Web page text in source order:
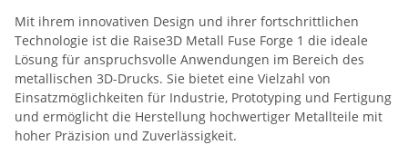
Mit ihrem innovativen Design und ihrer fortschrittlichen
Technologie ist die Raise3D Metall Fuse Forge 1 die ideale
Lösung für anspruchsvolle Anwendungen im Bereich des
metallischen 3D-Drucks. Sie bietet eine Vielzahl von
Einsatzmöglichkeiten für Industrie, Prototyping und Fertigung
und ermöglicht die Herstellung hochwertiger Metallteile mit
hoher Präzision und Zuverlässigkeit.